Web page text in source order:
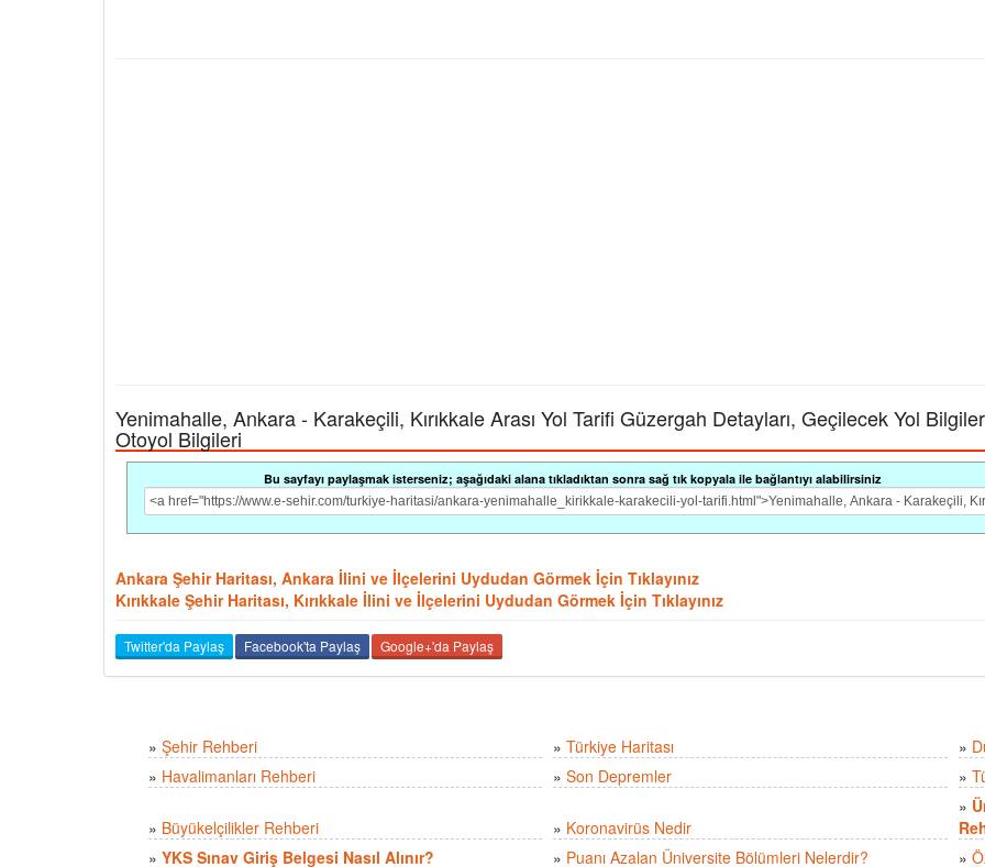
Yenimahalle, Ankara - Karakeçili, Kırıkkale Arası Yol Tarifi Güzergah Detayları, Geçilecek Yol
Otoyol Bilgileri
Bu sayfayı paylaşmak isterseniz; aşağıdaki alana tıkladıktan sonra sağ tık kopyala ile bağlantıyı alabilirsiniz
Ankara Şehir Haritası, Ankara İlini ve İlçelerini Uydudan Görmek İçin Tıklayınız
Kırıkkale Şehir Haritası, Kırıkkale İlini ve İlçelerini Uydudan Görmek İçin Tıklayınız
Twitter'da Paylaş Facebook'ta Paylaş Google+'da Paylaş
» Şehir Rehberi » Türkiye Haritası »
» Havalimanları Rehberi » Son Depremler »
» Büyükelçilikler Rehberi » Koronavirüs Nedir
»
» YKS Sınav Giriş Belgesi Nasıl Alınır? » Puanı Azalan Üniversite Bölümleri Nelerdir? »